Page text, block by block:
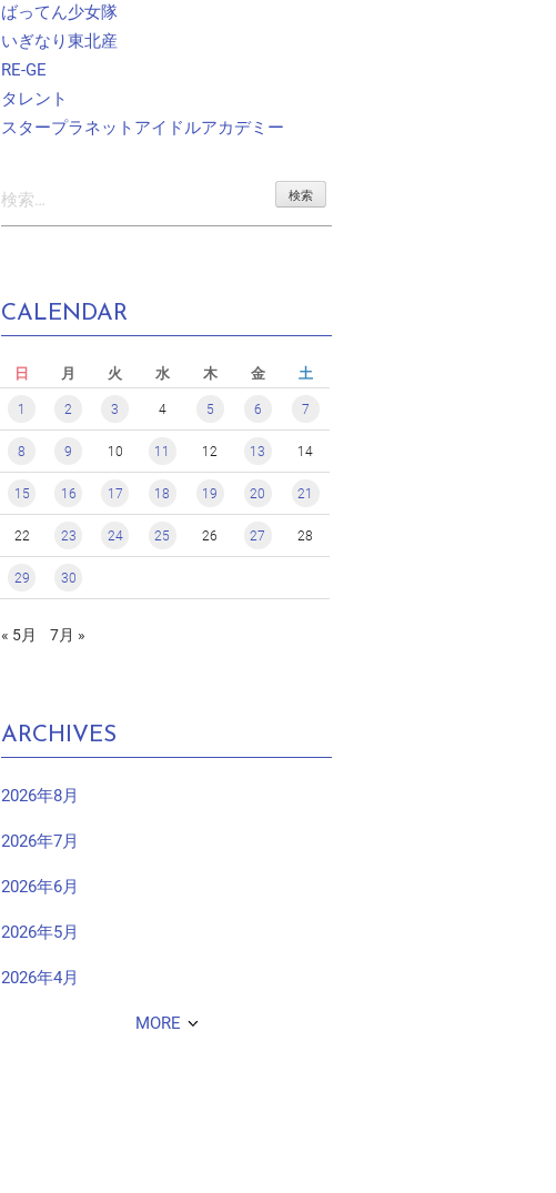
ばってん少女隊
いぎなり東北産
RE-GE
タレント
スタープラネットアイドルアカデミー
索:
CALENDAR
日 月 火 水 木 金 土
1 2 3 4 5 6 7
8 9 10 11 12 13 14
15 16 17 18 19 20 21
22 23 24 25 26 27 28
29 30
« 5月 7月 »
ARCHIVES
2026年8月
2026年7月
2026年6月
2026年5月
2026年4月
MORE